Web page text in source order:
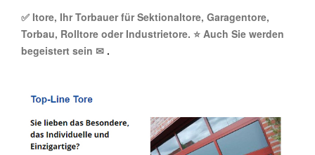
✅ Itore, Ihr Torbauer für Sektionaltore, Garagentore,
Torbau, Rolltore oder Industrietore. ⭐ Auch Sie werden
begeistert sein ✉ .